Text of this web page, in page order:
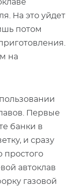
На это уйдет
потом
на
Первые
банки в
и сразу
простого
автоклав
газовой